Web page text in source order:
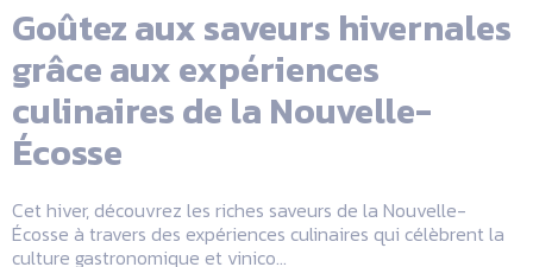
Goûtez aux saveurs hivernales
grâce aux expériences
culinaires de la Nouvelle-
Écosse
Cet hiver, découvrez les riches saveurs de la Nouvelle-
Écosse à travers des expériences culinaires qui célèbrent la
culture gastronomique et vinico...